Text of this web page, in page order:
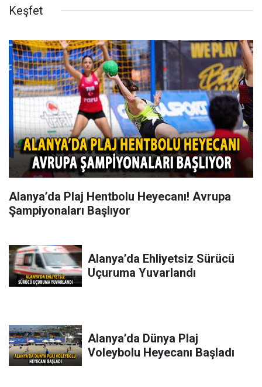
Keşfet
Alanya’da Plaj Hentbolu Heyecanı! Avrupa
Şampiyonaları Başlıyor
Alanya’da Ehliyetsiz Sürücü
Uçuruma Yuvarlandı
Alanya’da Dünya Plaj
Voleybolu Heyecanı Başladı